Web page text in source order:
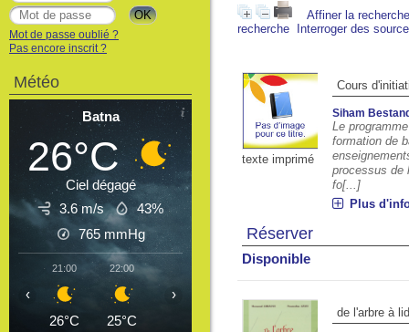
Affiner la recherche
recherche
Interroger des
texte imprimé
Cours
Siham
Le
formation de
processus de
fo[...]
Plus
Réserver
Disponible
de l'arbre à
Mot de passe oublié ?
Pas encore inscrit ?
Météo
Batna
26°C
Ciel dégagé
3.6 m/s
43%
765 mmHg
21:00
26°C
22:00
25°C
23:00
22°C
‹ ›